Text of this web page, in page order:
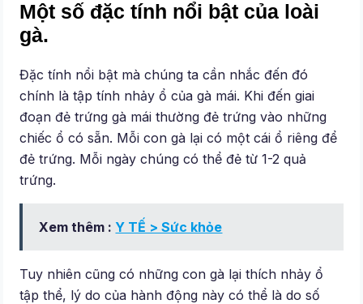
Một số đặc tính nổi bật của loài
gà.
Đặc tính nổi bật mà chúng ta cần nhắc đến đó
chính là tập tính nhảy ổ của gà mái. Khi đến giai
đoạn đẻ trứng gà mái thường đẻ trứng vào những
chiếc ổ có sẵn. Mỗi con gà lại có một cái ổ riêng để
đẻ trứng. Mỗi ngày chúng có thể đẻ từ 1-2 quả
trứng.
Xem thêm : Y TẾ > Sức khỏe
Tuy nhiên cũng có những con gà lại thích nhảy ổ
tập thể, lý do của hành động này có thể là do số